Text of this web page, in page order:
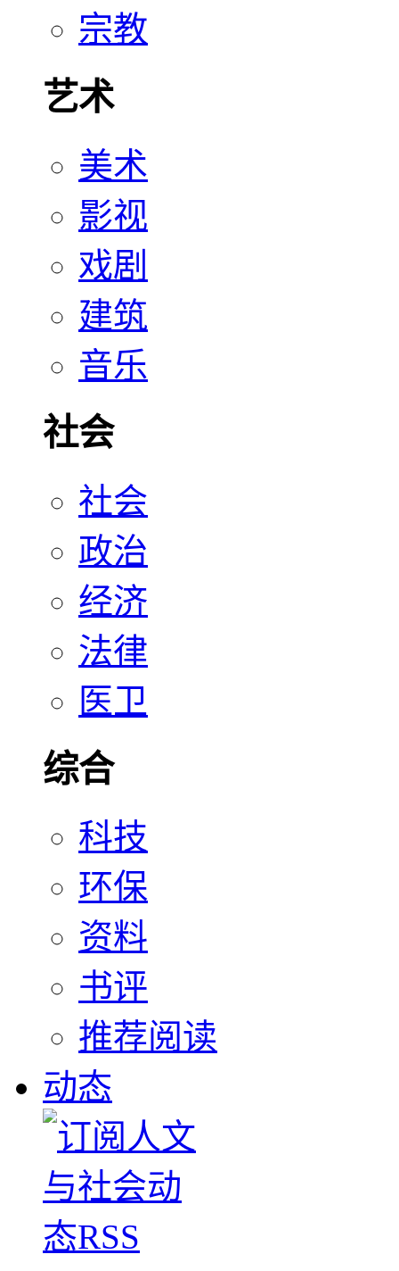
宗教
艺术
美术
影视
戏剧
建筑
音乐
社会
社会
政治
经济
法律
医卫
综合
科技
环保
资料
书评
推荐阅读
动态